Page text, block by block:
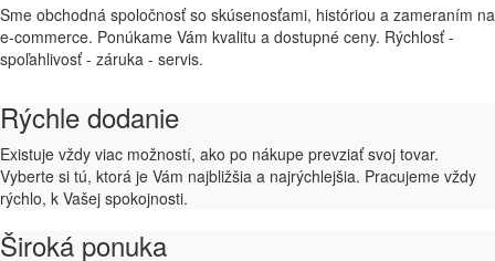
Sme obchodná spoločnosť so skúsenosťami, históriou a zameraním na
e-commerce. Ponúkame Vám kvalitu a dostupné ceny. Rýchlosť -
spoľahlivosť - záruka - servis.
Rýchle dodanie
Existuje vždy viac možností, ako po nákupe prevziať svoj tovar.
Vyberte si tú, ktorá je Vám najbližšia a najrýchlejšia. Pracujeme vždy
rýchlo, k Vašej spokojnosti.
Široká ponuka